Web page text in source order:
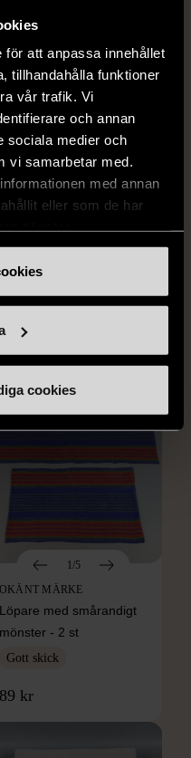
för att anpassa innehållet
tillhandahålla funktioner
vår trafik. Vi
och annan
sociala medier och
vi samarbetar med.
med annan
eller som de har
cookies
1/5
OKÄNT MÄRKE
Duk med färgade ränder
99 kr
1/5
OKÄNT MÄRKE
Löpare med smårandigt
mönster - 2 st
Gott skick
89 kr